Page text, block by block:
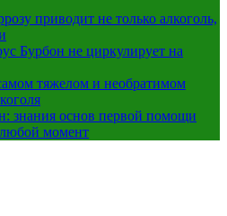
приводит не только алкоголь,
Бурбон не циркулирует на
тяжелом и необратимом
знания основ первой помощи
момент